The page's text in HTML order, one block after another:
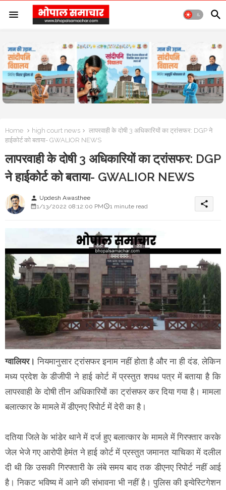
Home high court news
लापरवाही के दोषी 3 अधिकारियों का ट्रांसफर: DGP ने
हाईकोर्ट को बताया- GWALIOR NEWS
लापरवाही के दोषी 3 अधिकारियों का ट्रांसफर: DGP
ने हाईकोर्ट को बताया- GWALIOR NEWS
person Updesh Awasthee
1/13/2022 08:12:00 PM
1 minute read share
ग्वालियर। नियमानुसार ट्रांसफर इनाम नहीं होता है और ना ही दंड, लेकिन
मध्य प्रदेश के डीजीपी ने हाई कोर्ट में प्रस्तुत शपथ पत्र में बताया है कि
लापरवाही के दोषी तीन अधिकारियों का ट्रांसफर कर दिया गया है। मामला
बलात्कार के मामले में डीएनए रिपोर्ट में देरी का है।
दतिया जिले के भांडेर थाने में दर्ज हुए बलात्कार के मामले में गिरफ्तार करके
जेल भेजे गए आरोपी हेमंत ने हाई कोर्ट में प्रस्तुत जमानत याचिका में दलील
दी थी कि उसकी गिरफ्तारी के लंबे समय बाद तक डीएनए रिपोर्ट नहीं आई
है। निकट भविष्य में आने की संभावना भी नहीं है। पुलिस की इन्वेस्टिगेशन